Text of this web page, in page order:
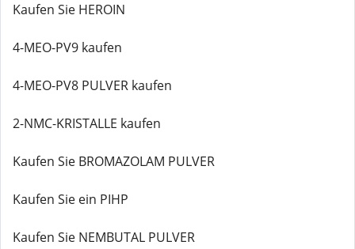
Kaufen Sie HEROIN
4-MEO-PV9 kaufen
4-MEO-PV8 PULVER kaufen
2-NMC-KRISTALLE kaufen
Kaufen Sie BROMAZOLAM PULVER
Kaufen Sie ein PIHP
Kaufen Sie NEMBUTAL PULVER